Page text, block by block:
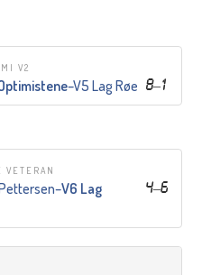
V2
8–1
–V5 Lag Røe
VETERAN
4–6
–V6 Lag